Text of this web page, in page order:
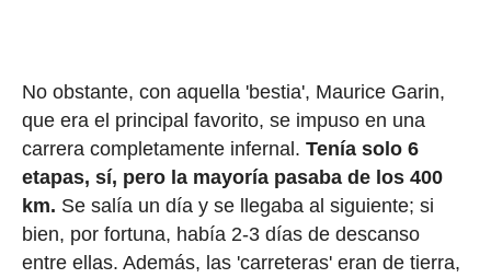
No obstante, con aquella 'bestia', Maurice Garin,
que era el principal favorito, se impuso en una
carrera completamente infernal. Tenía solo 6
etapas, sí, pero la mayoría pasaba de los 400
km. Se salía un día y se llegaba al siguiente; si
bien, por fortuna, había 2-3 días de descanso
entre ellas. Además, las 'carreteras' eran de tierra,